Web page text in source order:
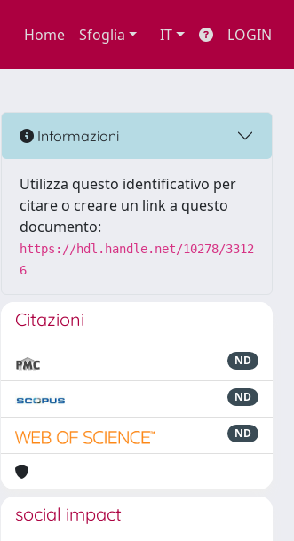
Home Sfoglia IT LOGIN
Informazioni
Utilizza questo identificativo per
citare o creare un link a questo
documento:
https://hdl.handle.net/10278/3312
6
Citazioni
ND
ND
ND
social impact